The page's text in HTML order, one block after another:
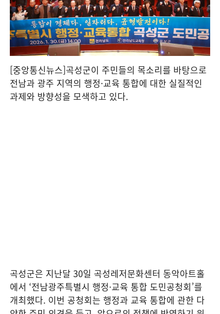
[중앙통신뉴스]곡성군이 주민들의 목소리를 바탕으로
전남과 광주 지역의 행정·교육 통합에 대한 실질적인
과제와 방향성을 모색하고 있다.
곡성군은 지난달 30일 곡성레저문화센터 동악아트홀
에서 ‘전남광주특별시 행정·교육 통합 도민공청회’를
개최했다. 이번 공청회는 행정과 교육 통합에 관한 다